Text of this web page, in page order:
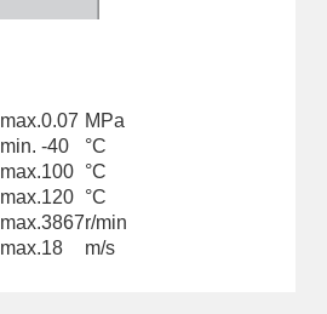
max.0.07 MPa
min. -40
°C
max.100 °C
max.120 °C
max.3867r/min
max.18 m/s